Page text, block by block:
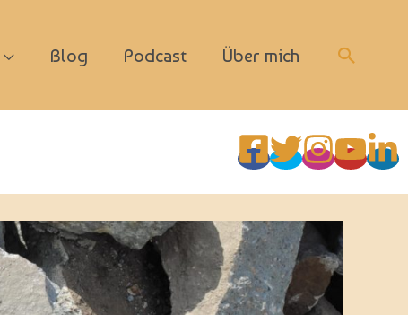
Blog Podcast Über mich Suchen